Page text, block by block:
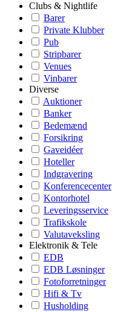
Clubs & Nightlife
Barer
Private Klubber
Pub
Stripbarer
Venues
Vinbarer
Diverse
Auktioner
Banker
Bedemænd
Forsikring
Gaveidéer
Hoteller
Indgravering
Konferencecenter
Kontorhotel
Leveringsservice
Trafikskole
Valutaveksling
Elektronik & Tele
EDB
EDB Løsninger
Fotoforretninger
Hifi & Tv
Husholding